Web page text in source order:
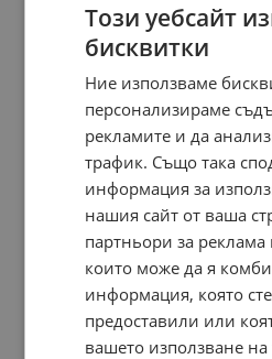
Този уебсайт
бисквитки
Ние използваме
персонализираме
рекламите и да
трафик. Също така
информация за
нашия сайт от ваша
партньори за
които може да я
информация, която
предоставили или
вашето използване на